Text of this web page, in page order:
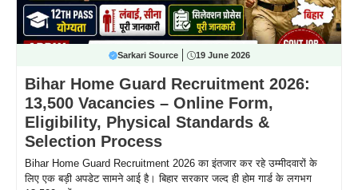
Sarkari Source 19 June 2026
Bihar Home Guard Recruitment 2026:
13,500 Vacancies – Online Form,
Eligibility, Physical Standards &
Selection Process
Bihar Home Guard Recruitment 2026 का इंतजार कर रहे उम्मीदवारों के
लिए एक बड़ी अपडेट सामने आई है। बिहार सरकार जल्द ही होम गार्ड के लगभग